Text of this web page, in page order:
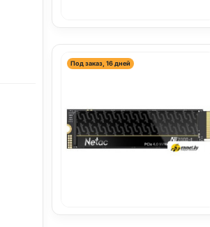
Под заказ, 16 дней